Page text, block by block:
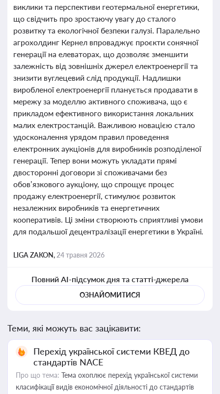
виклики та перспективи геотермальної енергетики,
що свідчить про зростаючу увагу до сталого
розвитку та екологічної безпеки галузі. Паралельно
агрохолдинг Кернел впроваджує проєкти сонячної
генерації на елеваторах, що дозволяє зменшити
залежність від зовнішніх джерел електроенергії та
знизити вуглецевий слід продукції. Надлишки
виробленої електроенергії планується продавати в
мережу за моделлю активного споживача, що є
прикладом ефективного використання локальних
малих електростанцій. Важливою новацією стало
удосконалення урядом правил проведення
електронних аукціонів для виробників розподіленої
генерації. Тепер вони можуть укладати прямі
двосторонні договори зі споживачами без
обов’язкового аукціону, що спрощує процес
продажу електроенергії, стимулює розвиток
незалежних виробників та енергетичних
кооперативів. Ці зміни створюють сприятливі умови
для подальшої децентралізації енергетики в Україні.
LIGA ZAKON, 24 травня 2026
Повний AI-підсумок дня та статті-джерела
ОЗНАЙОМИТИСЯ
Теми, які можуть вас зацікавити:
Перехід української системи КВЕД до
стандартів NACE
Про що тема: Тема охоплює перехід української системи
класифікації видів економічної діяльності до стандартів